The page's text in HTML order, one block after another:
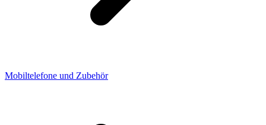
Mobiltelefone und Zubehör